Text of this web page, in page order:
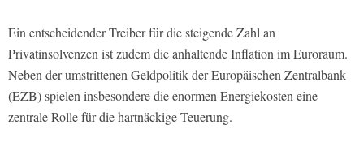
Ein entscheidender Treiber für die steigende Zahl an
Privatinsolvenzen ist zudem die anhaltende Inflation im Euroraum.
Neben der umstrittenen Geldpolitik der Europäischen Zentralbank
(EZB) spielen insbesondere die enormen Energiekosten eine
zentrale Rolle für die hartnäckige Teuerung.